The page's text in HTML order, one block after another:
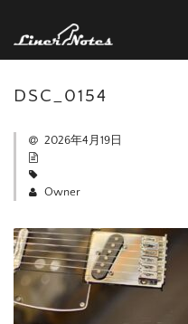
DSC_0154
2026年4月19日
Owner